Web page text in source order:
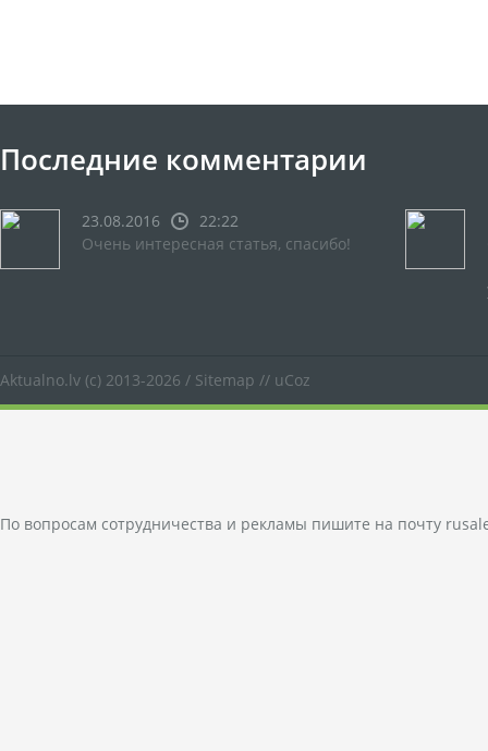
Последние комментарии
23.08.2016
22:22
Очень интересная статья, спасибо!
Aktualno.lv (c) 2013-2026 / Sitemap // uCoz
По вопросам сотрудничества и рекламы пишите на почту